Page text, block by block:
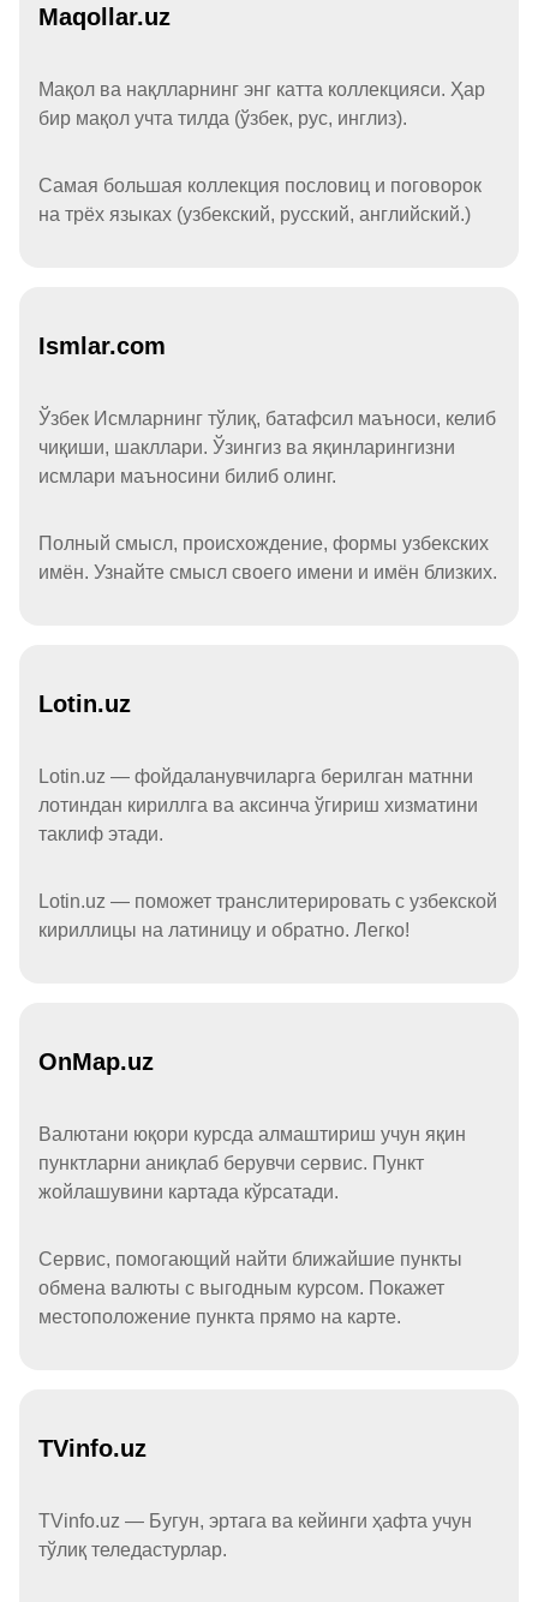
Maqollar.uz
Мақол ва нақлларнинг энг катта коллекцияси. Ҳар
бир мақол учта тилда (ўзбек, рус, инглиз).
Самая большая коллекция пословиц и поговорок
на трёх языках (узбекский, русский, английский.)
Ismlar.com
Ўзбек Исмларнинг тўлиқ, батафсил маъноси, келиб
чиқиши, шакллари. Ўзингиз ва яқинларингизни
исмлари маъносини билиб олинг.
Полный смысл, происхождение, формы узбекских
имён. Узнайте смысл своего имени и имён близких.
Lotin.uz
Lotin.uz — фойдаланувчиларга берилган матнни
лотиндан кириллга ва аксинча ўгириш хизматини
таклиф этади.
Lotin.uz — поможет транслитерировать с узбекской
кириллицы на латиницу и обратно. Легко!
OnMap.uz
Валютани юқори курсда алмаштириш учун яқин
пунктларни аниқлаб берувчи сервис. Пункт
жойлашувини картада кўрсатади.
Сервис, помогающий найти ближайшие пункты
обмена валюты с выгодным курсом. Покажет
местоположение пункта прямо на карте.
TVinfo.uz
TVinfo.uz — Бугун, эртага ва кейинги ҳафта учун
тўлиқ теледастурлар.